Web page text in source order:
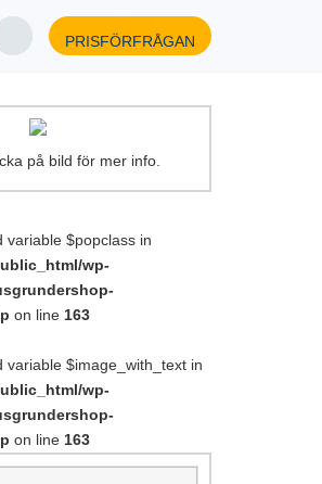
PRISFÖRFRÅGAN
på bild för mer info.
variable $popclass in
wp-
on line 163
variable $image_with_text in
wp-
on line 163